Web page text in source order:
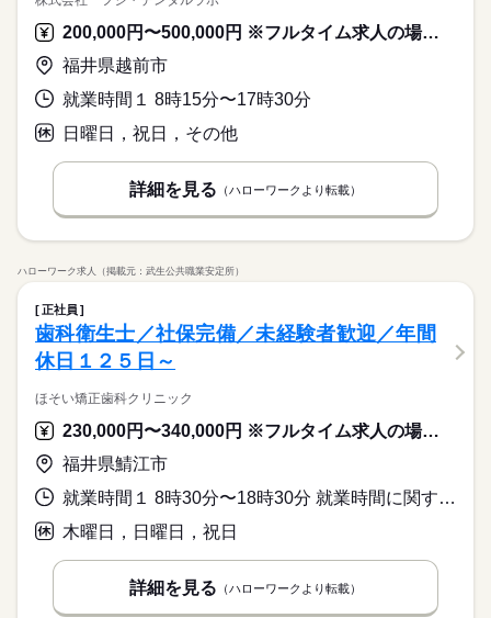
200,000円〜500,000円 ※フルタイム求人の場合は月額（換算額）、パート求人の場合は時間額を表示しています。
福井県越前市
就業時間１ 8時15分〜17時30分
日曜日，祝日，その他
詳細を見る （ハローワークより転載）
ハローワーク求人（掲載元：武生公共職業安定所）
正社員
歯科衛生士／社保完備／未経験者歓迎／年間
休日１２５日～
ほそい矯正歯科クリニック
230,000円〜340,000円 ※フルタイム求人の場合は月額（換算額）、パート求人の場合は時間額を表示しています。
福井県鯖江市
就業時間１ 8時30分〜18時30分 就業時間に関する特記事項 １８時以降は、業務終了次第、退勤可能です。
木曜日，日曜日，祝日
詳細を見る （ハローワークより転載）